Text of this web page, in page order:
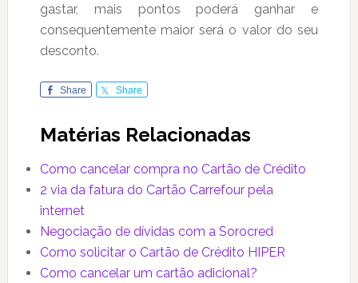
gastar, mais pontos poderá ganhar e
consequentemente maior será o valor do seu
desconto.
Share Share
Matérias Relacionadas
Como cancelar compra no Cartão de Crédito
2 via da fatura do Cartão Carrefour pela
internet
Negociação de dívidas com a Sorocred
Como solicitar o Cartão de Crédito HIPER
Como cancelar um cartão adicional?